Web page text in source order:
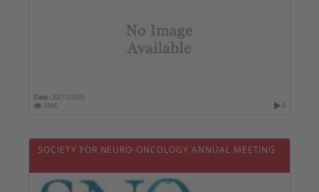
Date : 20/11/2026
1845
0
SOCIETY FOR NEURO-ONCOLOGY ANNUAL MEETING